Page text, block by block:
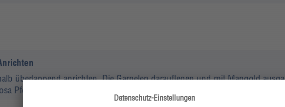
überlappend anrichten. Die Garnelen darauflegen und mit Mangold
Pfeffer, braunen Senfkörnern oder Passionsfruchtkernen dekorieren.